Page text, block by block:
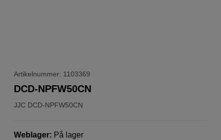
Artikelnummer: 1103369
JJC DCD-NPFW50CN
DCD-NPFW50CN
Weblager: På lager